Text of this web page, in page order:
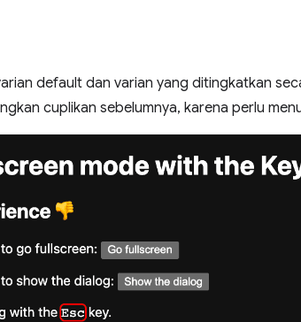
default dan varian yang ditingkatkan
cuplikan sebelumnya, karena perlu